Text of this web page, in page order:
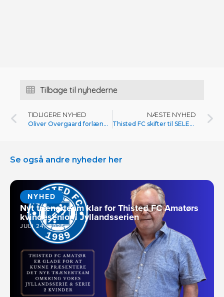
Tilbage til nyhederne
TIDLIGERE NYHED
Oliver Overgaard forlænger aftalen i Thisted FC
NÆSTE NYHED
Thisted FC skifter til SELECT
Se også andre nyheder her
NYHED
Nyt trænerteam klar for Thisted FC Amatørs
kvindesenior i Jyllandsserien
JULI 24, 2026